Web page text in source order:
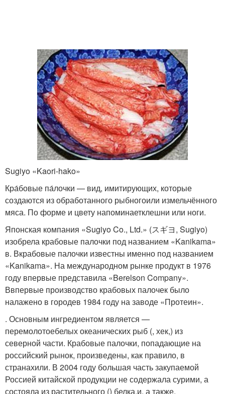
Sugiyo «Kaori-hako»
Кра́бовые па́лочки — вид, имитирующих, которые
создаются из обработанного рыбногоили измельчённого
мяса. По форме и цвету напоминаетклешни или ноги.
Японская компания «Sugiyo Co., Ltd.» (スギヨ, Sugiyo)
изобрела крабовые палочки под названием «Kanikama»
в. Вкрабовые палочки известны именно под названием
«Kanikama». На международном рынке продукт в 1976
году впервые представила «Berelson Company».
Ввпервые производство крабовых палочек было
налажено в городев 1984 году на заводе «Протеин».
. Основным ингредиентом является —
перемолотоебелых океанических рыб (, хек,) из
северной части. Крабовые палочки, попадающие на
российский рынок, произведены, как правило, в
странахили. В 2004 году большая часть закупаемой
Россией китайской продукции не содержала сурими, а
состояла из растительного () белка,и, а также.